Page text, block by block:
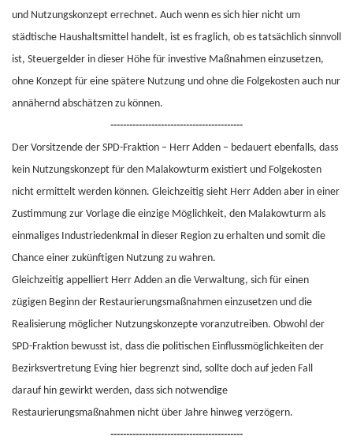
und Nutzungskonzept errechnet. Auch wenn es sich hier nicht um
städtische Haushaltsmittel handelt, ist es fraglich, ob es tatsächlich sinnvoll
ist, Steuergelder in dieser Höhe für investive Maßnahmen einzusetzen,
ohne Konzept für eine spätere Nutzung und ohne die Folgekosten auch nur
annähernd abschätzen zu können.
------------------------------------------
Der Vorsitzende der SPD-Fraktion – Herr Adden – bedauert ebenfalls, dass
kein Nutzungskonzept für den Malakowturm existiert und Folgekosten
nicht ermittelt werden können. Gleichzeitig sieht Herr Adden aber in einer
Zustimmung zur Vorlage die einzige Möglichkeit, den Malakowturm als
einmaliges Industriedenkmal in dieser Region zu erhalten und somit die
Chance einer zukünftigen Nutzung zu wahren.
Gleichzeitig appelliert Herr Adden an die Verwaltung, sich für einen
zügigen Beginn der Restaurierungsmaßnahmen einzusetzen und die
Realisierung möglicher Nutzungskonzepte voranzutreiben. Obwohl der
SPD-Fraktion bewusst ist, dass die politischen Einflussmöglichkeiten der
Bezirksvertretung Eving hier begrenzt sind, sollte doch auf jeden Fall
darauf hin gewirkt werden, dass sich notwendige
Restaurierungsmaßnahmen nicht über Jahre hinweg verzögern.
------------------------------------------